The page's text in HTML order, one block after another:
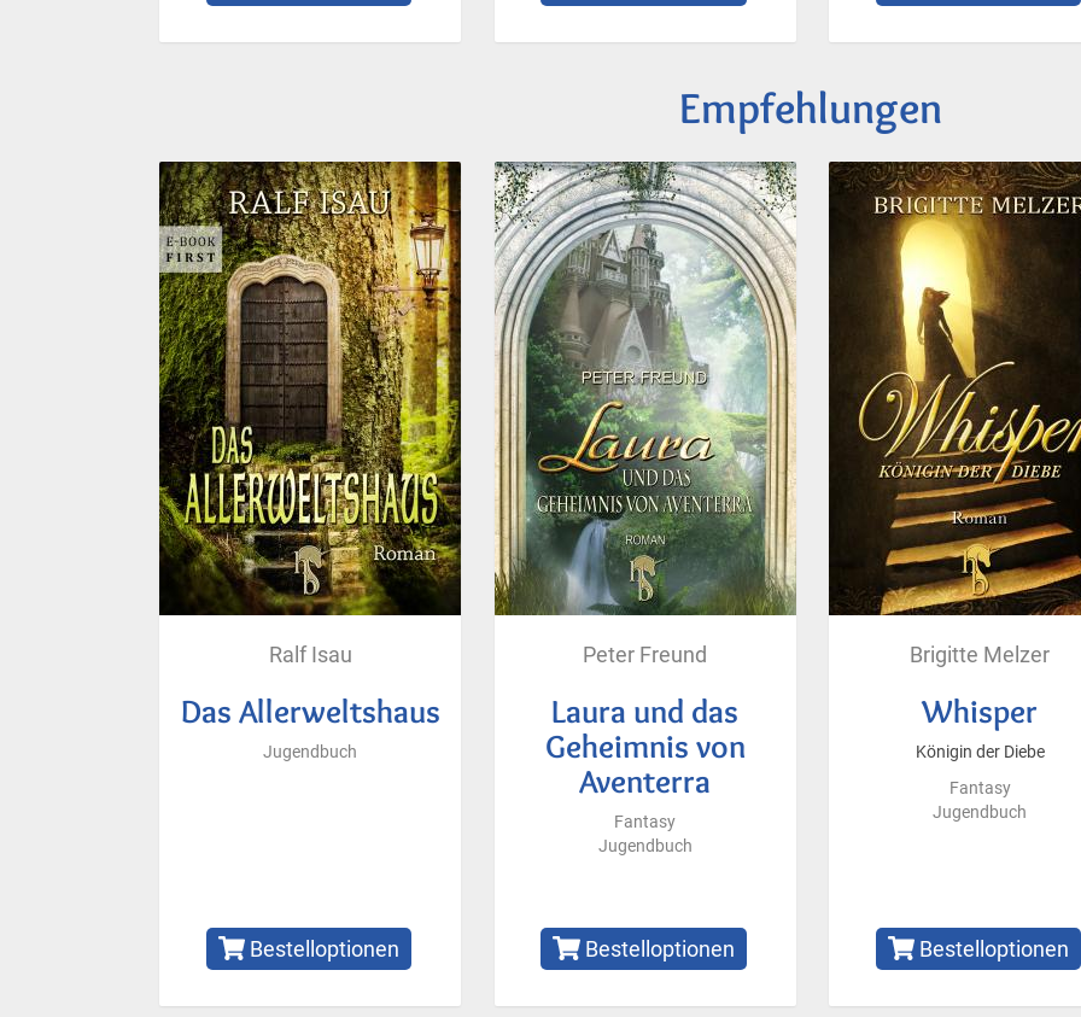
Empfehlungen
Ralf Isau
Das Allerweltshaus
Jugendbuch
Bestelloptionen
Peter Freund
Laura und das
Geheimnis von
Aventerra
Fantasy
Jugendbuch
Bestelloptionen
Brigitte Melzer
Whisper
Königin der Diebe
Fantasy
Jugendbuch
Bestelloptionen